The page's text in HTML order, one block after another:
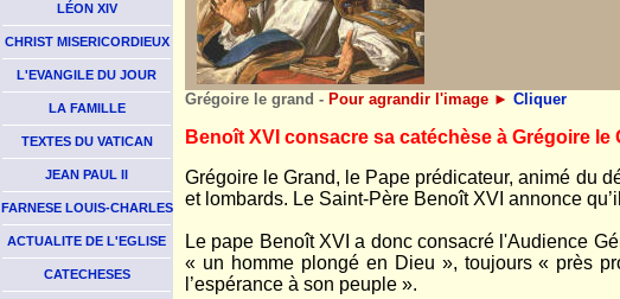
LÉON XIV
CHRIST MISERICORDIEUX
L'EVANGILE DU JOUR
LA FAMILLE
TEXTES DU VATICAN
JEAN PAUL II
FARNESE LOUIS-CHARLES
ACTUALITE DE L'EGLISE
CATECHESES
Grégoire le grand - Pour agrandir l'image ► Cliquer
Benoît XVI consacre sa catéchèse à Grégoire le
Grégoire le Grand, le Pape prédicateur, animé du
et lombards. Le Saint-Père Benoît XVI annonce
Le pape Benoît XVI a donc consacré l'Audience
« un homme plongé en Dieu », toujours « près
l’espérance à son peuple ».